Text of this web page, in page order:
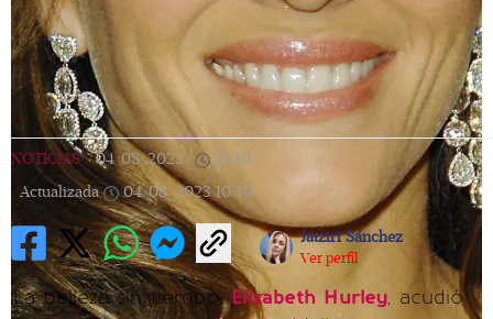
NOTICIAS | 04/08/2023 10:39
Actualizada
04/08/2023 10:39
Jatziri Sánchez
Ver perfil
La belleza sin tiempo,Elizabeth Hurley, acudió